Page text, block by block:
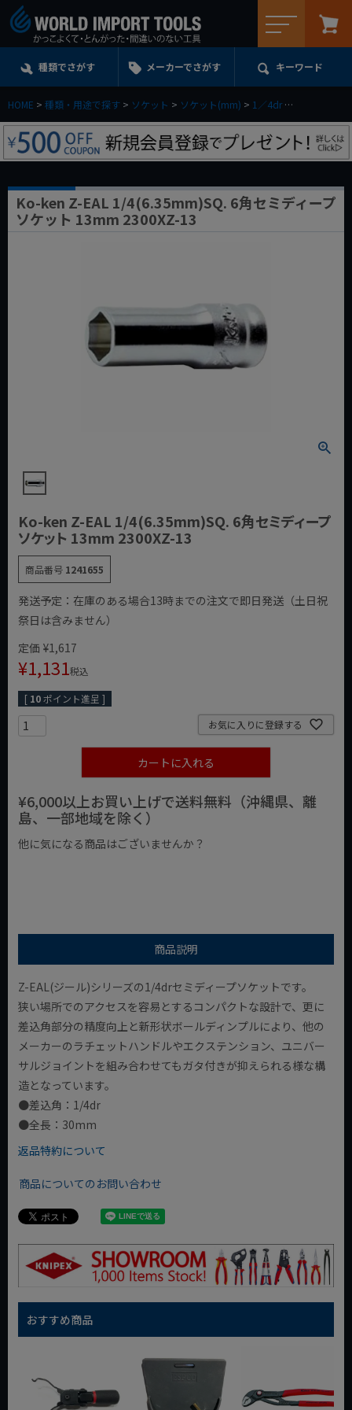
種類でさがす メーカーでさがす キーワード
HOME 種類・用途で探す ソケット ソケット(mm) 1／4dr
Ko-ken Z-EAL 1/4(6.35mm)SQ. 6角セミディープ
ソケット 13mm 2300XZ-13
Ko-ken Z-EAL 1/4(6.35mm)SQ. 6角セミディープ
ソケット 13mm 2300XZ-13
商品番号 1241655
発送予定：在庫のある場合13時までの注文で即日発送（土日祝
祭日は含みません）
定価 ¥1,617
¥1,131税込
[ 10ポイント進呈 ]
お気に入りに登録する
カートに入れる
¥6,000以上お買い上げで送料無料（沖縄県、離
島、一部地域を除く）
他に気になる商品はございませんか？
商品説明
Z-EAL(ジール)シリーズの1/4drセミディープソケットです。
狭い場所でのアクセスを容易とするコンパクトな設計で、更に
差込角部分の精度向上と新形状ボールディンプルにより、他の
メーカーのラチェットハンドルやエクステンション、ユニバー
サルジョイントを組み合わせてもガタ付きが抑えられる様な構
造となっています。
●差込角：1/4dr
●全長：30mm
返品特約について
商品についてのお問い合わせ
おすすめ商品